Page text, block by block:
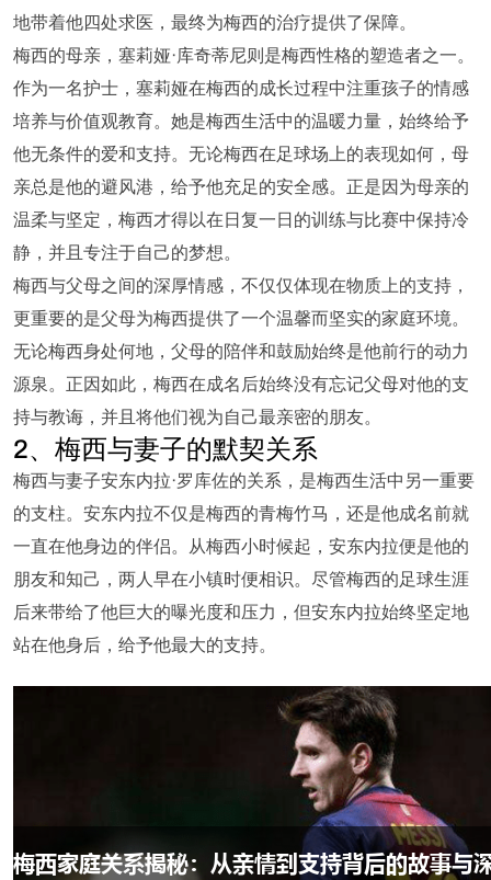
地带着他四处求医，最终为梅西的治疗提供了保障。
梅西的母亲，塞莉娅·库奇蒂尼则是梅西性格的塑造者之一。
作为一名护士，塞莉娅在梅西的成长过程中注重孩子的情感
培养与价值观教育。她是梅西生活中的温暖力量，始终给予
他无条件的爱和支持。无论梅西在足球场上的表现如何，母
亲总是他的避风港，给予他充足的安全感。正是因为母亲的
温柔与坚定，梅西才得以在日复一日的训练与比赛中保持冷
静，并且专注于自己的梦想。
梅西与父母之间的深厚情感，不仅仅体现在物质上的支持，
更重要的是父母为梅西提供了一个温馨而坚实的家庭环境。
无论梅西身处何地，父母的陪伴和鼓励始终是他前行的动力
源泉。正因如此，梅西在成名后始终没有忘记父母对他的支
持与教诲，并且将他们视为自己最亲密的朋友。
2、梅西与妻子的默契关系
梅西与妻子安东内拉·罗库佐的关系，是梅西生活中另一重要
的支柱。安东内拉不仅是梅西的青梅竹马，还是他成名前就
一直在他身边的伴侣。从梅西小时候起，安东内拉便是他的
朋友和知己，两人早在小镇时便相识。尽管梅西的足球生涯
后来带给了他巨大的曝光度和压力，但安东内拉始终坚定地
站在他身后，给予他最大的支持。